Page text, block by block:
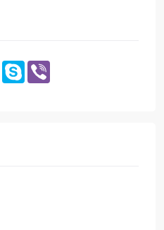
Message
Skype